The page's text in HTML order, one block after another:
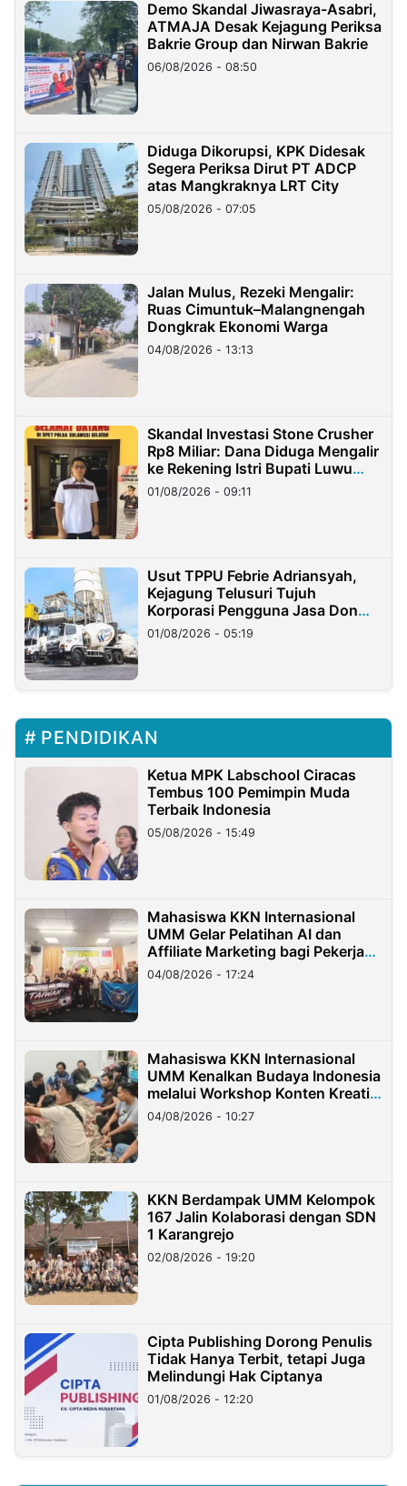
Demo Skandal Jiwasraya-Asabri,
ATMAJA Desak Kejagung Periksa
Bakrie Group dan Nirwan Bakrie
06/08/2026 - 08:50
Diduga Dikorupsi, KPK Didesak
Segera Periksa Dirut PT ADCP
atas Mangkraknya LRT City
05/08/2026 - 07:05
Jalan Mulus, Rezeki Mengalir:
Ruas Cimuntuk–Malangnengah
Dongkrak Ekonomi Warga
04/08/2026 - 13:13
Skandal Investasi Stone Crusher
Rp8 Miliar: Dana Diduga Mengalir
ke Rekening Istri Bupati Luwu
Timur
01/08/2026 - 09:11
Usut TPPU Febrie Adriansyah,
Kejagung Telusuri Tujuh
Korporasi Pengguna Jasa Don
Ritto
01/08/2026 - 05:19
PENDIDIKAN
Ketua MPK Labschool Ciracas
Tembus 100 Pemimpin Muda
Terbaik Indonesia
05/08/2026 - 15:49
Mahasiswa KKN Internasional
UMM Gelar Pelatihan AI dan
Affiliate Marketing bagi Pekerja
Migran Indonesia di Taiwan
04/08/2026 - 17:24
Mahasiswa KKN Internasional
UMM Kenalkan Budaya Indonesia
melalui Workshop Konten Kreatif
di Taiwan
04/08/2026 - 10:27
KKN Berdampak UMM Kelompok
167 Jalin Kolaborasi dengan SDN
1 Karangrejo
02/08/2026 - 19:20
Cipta Publishing Dorong Penulis
Tidak Hanya Terbit, tetapi Juga
Melindungi Hak Ciptanya
01/08/2026 - 12:20